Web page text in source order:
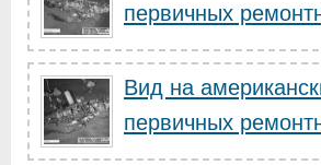
первичных
Вид на
первичных